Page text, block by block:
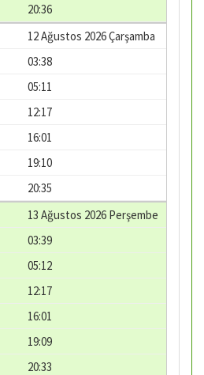
20:36
12 Ağustos 2026 Çarşamba
03:38
05:11
12:17
16:01
19:10
20:35
13 Ağustos 2026 Perşembe
03:39
05:12
12:17
16:01
19:09
20:33